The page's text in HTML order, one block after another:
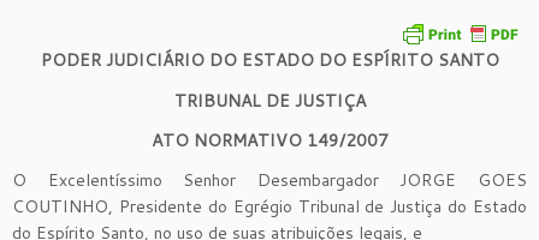
PODER JUDICIÁRIO DO ESTADO DO ESPÍRITO SANTO
TRIBUNAL DE JUSTIÇA
ATO NORMATIVO 149/2007
O Excelentíssimo Senhor Desembargador JORGE GOES
COUTINHO, Presidente do Egrégio Tribunal de Justiça do Estado
do Espírito Santo, no uso de suas atribuições legais, e